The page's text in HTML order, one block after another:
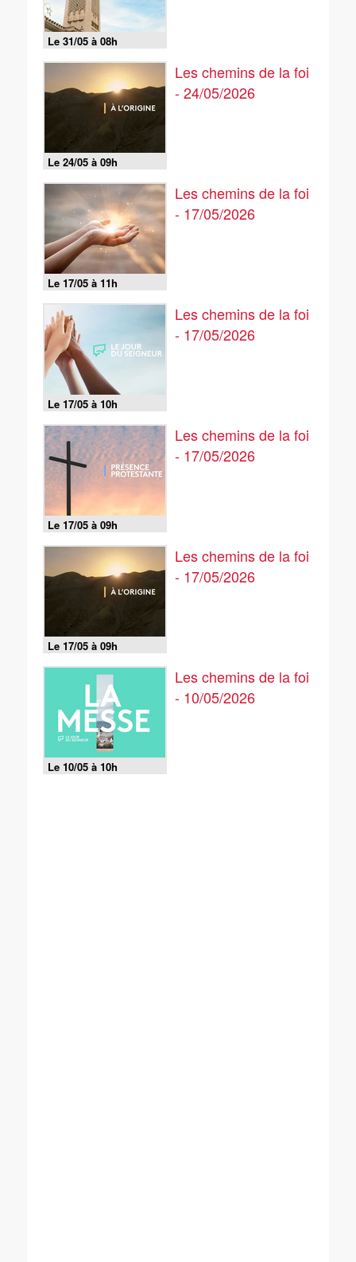
Le 31/05 à 08h
Le 24/05 à 09h
Les chemins de la foi
- 24/05/2026
Le 17/05 à 11h
Les chemins de la foi
- 17/05/2026
Le 17/05 à 10h
Les chemins de la foi
- 17/05/2026
Le 17/05 à 09h
Les chemins de la foi
- 17/05/2026
Le 17/05 à 09h
Les chemins de la foi
- 17/05/2026
Le 10/05 à 10h
Les chemins de la foi
- 10/05/2026